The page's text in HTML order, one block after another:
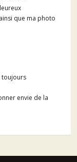
que ma photo
toujours
envie de la